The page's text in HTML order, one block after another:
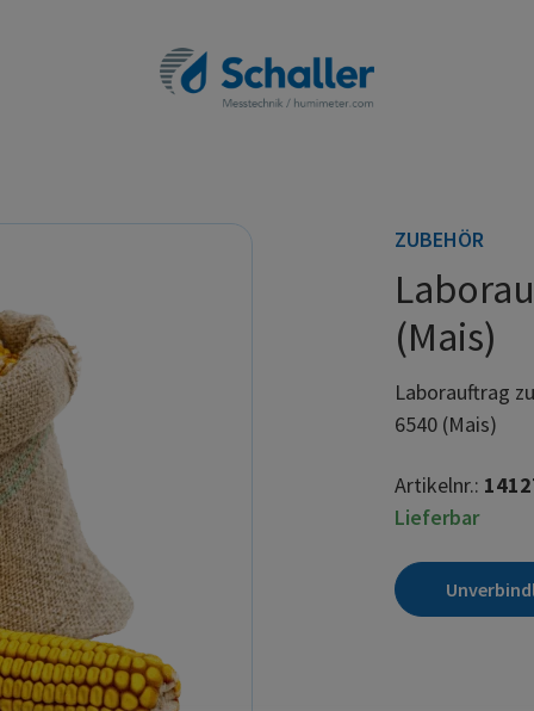
ZUBEHÖR
(Mais)
Laborauftrag
6540 (Mais)
Artikelnr.:
Lieferbar